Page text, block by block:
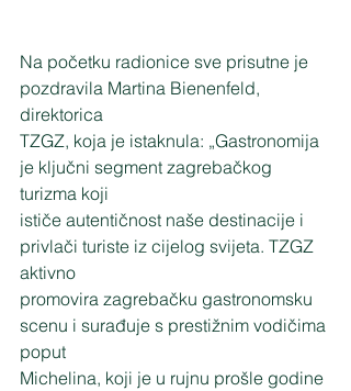
Na početku radionice sve prisutne je
pozdravila Martina Bienenfeld,
direktorica
TZGZ, koja je istaknula: „Gastronomija
je ključni segment zagrebačkog
turizma koji
ističe autentičnost naše destinacije i
privlači turiste iz cijelog svijeta. TZGZ
aktivno
promovira zagrebačku gastronomsku
scenu i surađuje s prestižnim vodičima
poput
Michelina, koji je u rujnu prošle godine